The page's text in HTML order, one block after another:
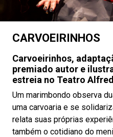
CARVOEIRINHOS
Carvoeirinhos,
premiado autor e
estreia no Teatro
Um marimbondo observa
uma carvoaria e se
relata suas próprias
também o cotidiano do